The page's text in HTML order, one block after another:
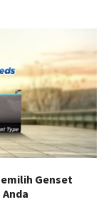
Genset